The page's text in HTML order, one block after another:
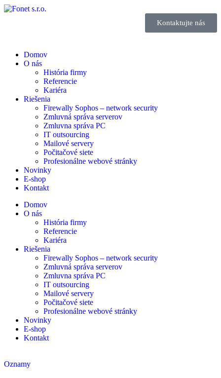
Kontaktujte nás
Domov
O nás
História firmy
Referencie
Kariéra
Riešenia
Firewally Sophos – network security
Zmluvná správa serverov
Zmluvna správa PC
IT outsourcing
Mailové servery
Počitačové siete
Profesionálne webové stránky
Novinky
E-shop
Kontakt
Domov
O nás
História firmy
Referencie
Kariéra
Riešenia
Firewally Sophos – network security
Zmluvná správa serverov
Zmluvna správa PC
IT outsourcing
Mailové servery
Počitačové siete
Profesionálne webové stránky
Novinky
E-shop
Kontakt
Oznamy